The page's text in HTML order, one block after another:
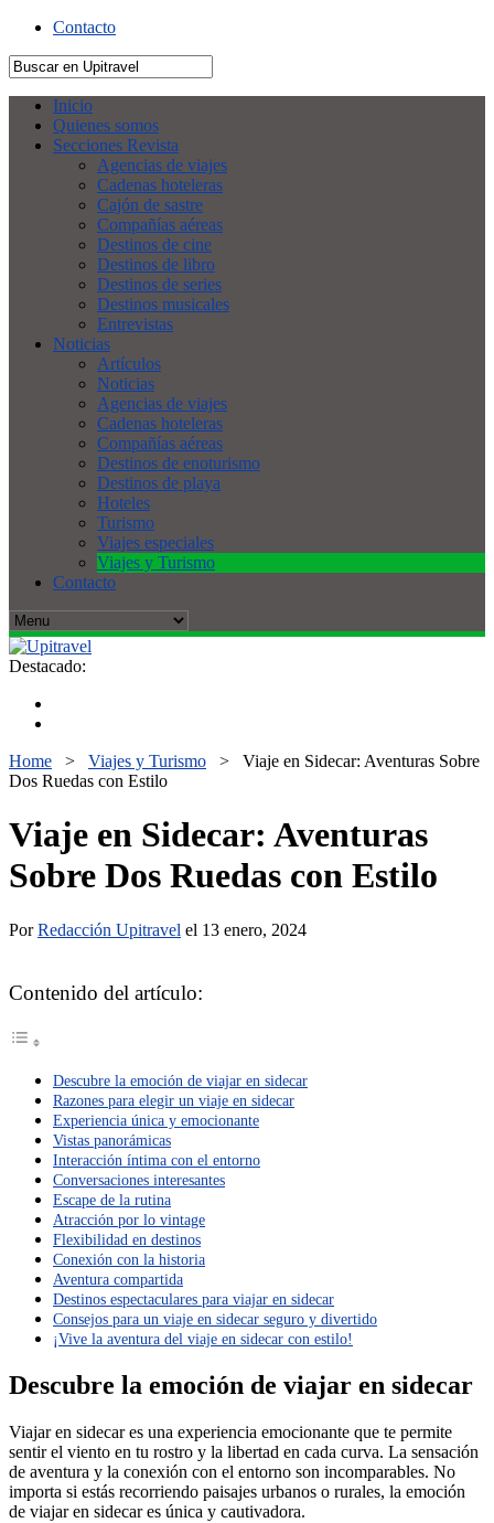
Contacto
Inicio
Quienes somos
Secciones Revista
Agencias de viajes
Cadenas hoteleras
Cajón de sastre
Compañías aéreas
Destinos de cine
Destinos de libro
Destinos de series
Destinos musicales
Entrevistas
Noticias
Artículos
Noticias
Agencias de viajes
Cadenas hoteleras
Compañías aéreas
Destinos de enoturismo
Destinos de playa
Hoteles
Turismo
Viajes especiales
Viajes y Turismo
Contacto
Destacado:
Home > Viajes y Turismo > Viaje en Sidecar: Aventuras Sobre
Dos Ruedas con Estilo
Viaje en Sidecar: Aventuras
Sobre Dos Ruedas con Estilo
PorRedacción Upitravel el 13 enero, 2024
Contenido del artículo:
Descubre la emoción de viajar en sidecar
Razones para elegir un viaje en sidecar
Experiencia única y emocionante
Vistas panorámicas
Interacción íntima con el entorno
Conversaciones interesantes
Escape de la rutina
Atracción por lo vintage
Flexibilidad en destinos
Conexión con la historia
Aventura compartida
Destinos espectaculares para viajar en sidecar
Consejos para un viaje en sidecar seguro y divertido
¡Vive la aventura del viaje en sidecar con estilo!
Descubre la emoción de viajar en sidecar
Viajar en sidecar es una experiencia emocionante que te permite
sentir el viento en tu rostro y la libertad en cada curva. La sensación
de aventura y la conexión con el entorno son incomparables. No
importa si estás recorriendo paisajes urbanos o rurales, la emoción
de viajar en sidecar es única y cautivadora.